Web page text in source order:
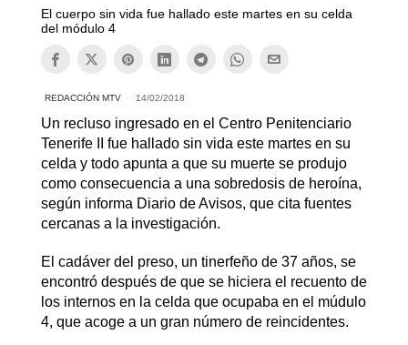
El cuerpo sin vida fue hallado este martes en su celda
del módulo 4
REDACCIÓN MTV 14/02/2018
Un recluso ingresado en el Centro Penitenciario
Tenerife II fue hallado sin vida este martes en su
celda y todo apunta a que su muerte se produjo
como consecuencia a una sobredosis de heroína,
según informa Diario de Avisos, que cita fuentes
cercanas a la investigación.
El cadáver del preso, un tinerfeño de 37 años, se
encontró después de que se hiciera el recuento de
los internos en la celda que ocupaba en el múdulo
4, que acoge a un gran número de reincidentes.